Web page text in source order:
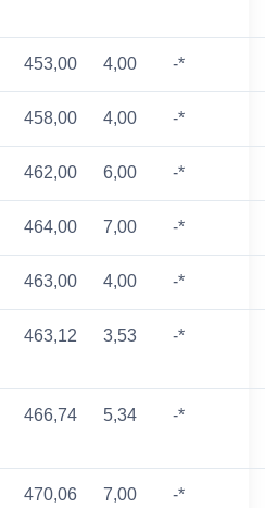
453,00 4,00 -*
458,00 4,00 -*
462,00 6,00 -*
464,00 7,00 -*
463,00 4,00 -*
463,12 3,53 -*
466,74 5,34 -*
470,06 7,00 -*